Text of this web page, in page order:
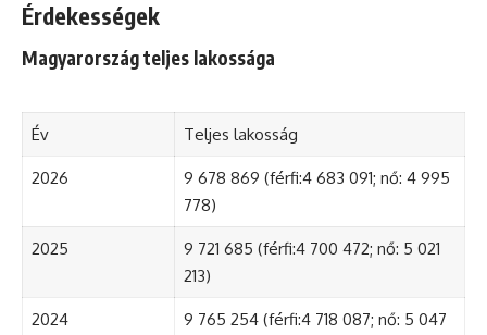
Érdekességek
Magyarország teljes lakossága
Év Teljes lakosság
2026
9 678 869 (férfi:4 683 091; nő: 4 995
778)
2025
9 721 685 (férfi:4 700 472; nő: 5 021
213)
2024
9 765 254 (férfi:4 718 087; nő: 5 047